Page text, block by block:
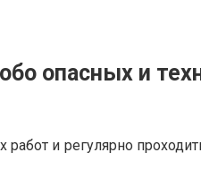
опасных и
и регулярно